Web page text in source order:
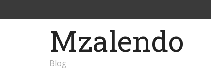
Mzalendo
Blog